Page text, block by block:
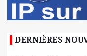
DERNIÈRES